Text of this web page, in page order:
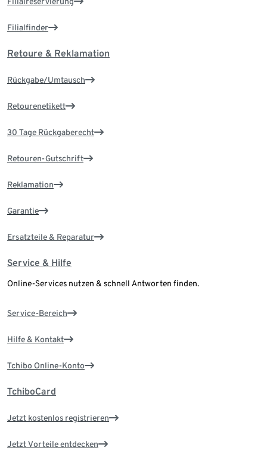
Filialfinder
Retoure & Reklamation
Rückgabe/Umtausch
Retourenetikett
30 Tage Rückgaberecht
Retouren-Gutschrift
Reklamation
Garantie
Ersatzteile & Reparatur
Service & Hilfe
Online-Services nutzen & schnell Antworten finden.
Service-Bereich
Hilfe & Kontakt
Tchibo Online-Konto
TchiboCard
Jetzt kostenlos registrieren
Jetzt Vorteile entdecken